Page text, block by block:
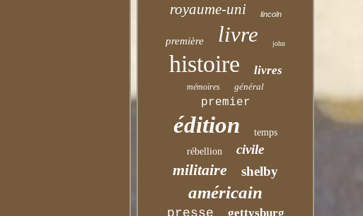
royaume-uni lincoln
première livre john
histoire livres
mémoires général
premier
édition
temps
rébellion
civile
militaire shelby
américain
presse gettysburg